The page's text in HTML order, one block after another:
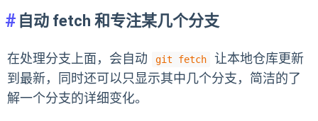
自动 fetch 和专注某几个分支
在处理分支上面，会自动 git fetch
让本地仓库更新
到最新，同时还可以只显示其中几个分支，简洁的了
解一个分支的详细变化。